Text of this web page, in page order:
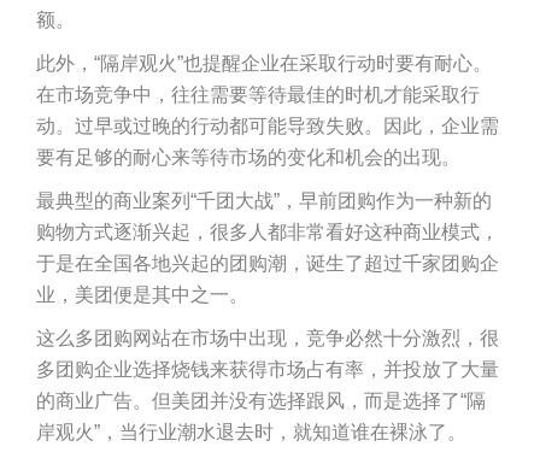
额。
此外，“隔岸观火”也提醒企业在采取行动时要有耐心。
在市场竞争中，往往需要等待最佳的时机才能采取行
动。过早或过晚的行动都可能导致失败。因此，企业需
要有足够的耐心来等待市场的变化和机会的出现。
最典型的商业案列“千团大战”，早前团购作为一种新的
购物方式逐渐兴起，很多人都非常看好这种商业模式，
于是在全国各地兴起的团购潮，诞生了超过千家团购企
业，美团便是其中之一。
这么多团购网站在市场中出现，竞争必然十分激烈，很
多团购企业选择烧钱来获得市场占有率，并投放了大量
的商业广告。但美团并没有选择跟风，而是选择了“隔
岸观火”，当行业潮水退去时，就知道谁在裸泳了。